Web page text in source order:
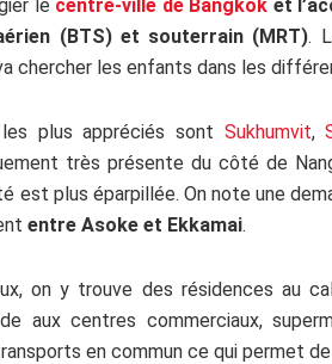
le centre-ville de Bangkok et
(BTS) et souterrain (MRT).
chercher les enfants dans les
plus appréciés sont Sukhumvit,
très présente du côté de
est plus éparpillée. On note une
entre Asoke et Ekkamai.
on y trouve des résidences au
aux centres commerciaux,
en commun ce qui permet